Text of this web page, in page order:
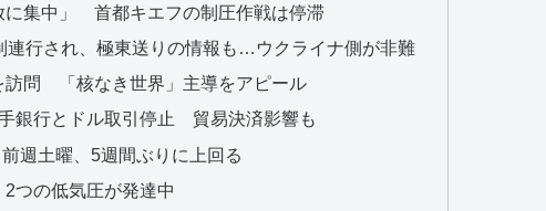
に集中」 首都キエフの制圧作戦は停滞
連行され、極東送りの情報も…ウクライナ側が非難
訪問 「核なき世界」主導をアピール
銀行とドル取引停止 貿易決済影響も
週土曜、5週間ぶりに上回る
つの低気圧が発達中